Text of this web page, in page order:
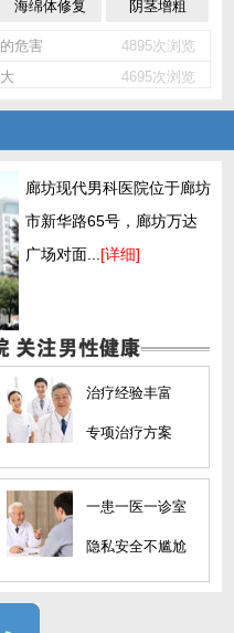
海绵体修复 阴茎增粗
危害
4895次浏览
4695次浏览
廊坊现代男科医院位于廊坊
市新华路65号，廊坊万达
广场对面... [详细]
治疗经验丰富
专项治疗方案
一患一医一诊室
隐私安全不尴尬